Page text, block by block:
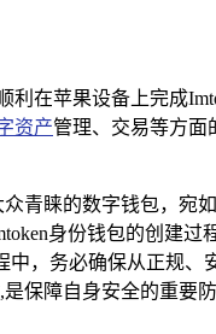
在苹果设备上完成
资产管理、交易等方面
青睐的数字钱包，宛
身份钱包的创建过
中，务必确保从正规、
保障自身安全的重要防